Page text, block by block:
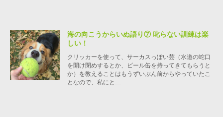
海の向こうからいぬ語り⑦ 叱らない訓練は楽
しい！
クリッカーを使って、サーカスっぽい芸（水道の蛇口
を開け閉めするとか、ビール缶を持ってきてもらうと
か）を教えることはもうずいぶん前からやっていたこ
となので、私にと…